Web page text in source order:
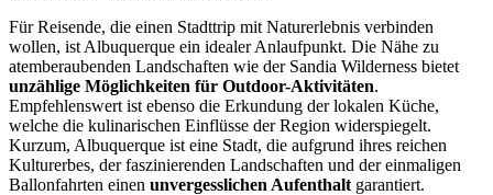
Für Reisende, die einen Stadttrip mit Naturerlebnis verbinden
wollen, ist Albuquerque ein idealer Anlaufpunkt. Die Nähe zu
atemberaubenden Landschaften wie der Sandia Wilderness bietet
unzählige Möglichkeiten für Outdoor-Aktivitäten.
Empfehlenswert ist ebenso die Erkundung der lokalen Küche,
welche die kulinarischen Einflüsse der Region widerspiegelt.
Kurzum, Albuquerque ist eine Stadt, die aufgrund ihres reichen
Kulturerbes, der faszinierenden Landschaften und der einmaligen
Ballonfahrten einen unvergesslichen Aufenthalt garantiert.